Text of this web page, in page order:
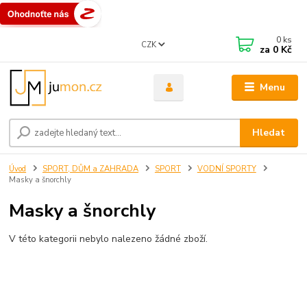
Menu
CZK
Hledat
0 ks
za 0 Kč
Úvod SPORT, DŮM a ZAHRADA SPORT
VODNÍ SPORTY
Masky a šnorchly
Masky a šnorchly
V této kategorii nebylo nalezeno žádné zboží.